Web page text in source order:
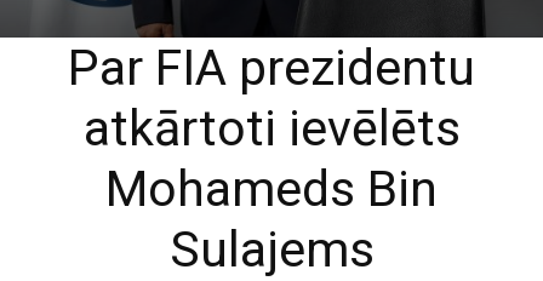
Par FIA prezidentu
atkārtoti ievēlēts
Mohameds Bin
Sulajems